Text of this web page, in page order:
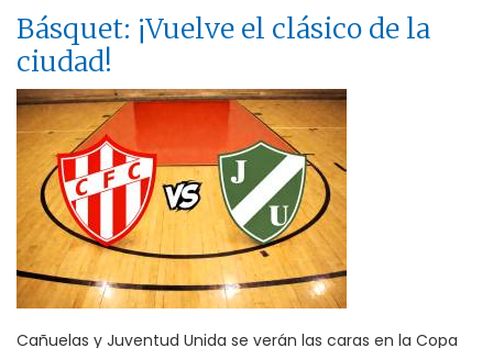
Básquet: ¡Vuelve el clásico de la
ciudad!
Cañuelas y Juventud Unida se verán las caras en la Copa